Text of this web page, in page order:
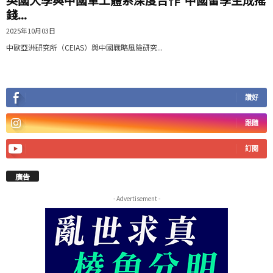
錢...
2025年10月03日
中歐亞洲研究所（CEIAS）與中國戰略風險研究...
讚好
跟隨
訂閱
廣告
- Advertisement -